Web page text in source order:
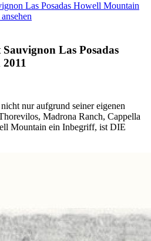
Las Posadas Howell Mountain
Las Posadas
nur aufgrund seiner eigenen
Madrona Ranch, Cappella
Mountain ein Inbegriff, ist DIE